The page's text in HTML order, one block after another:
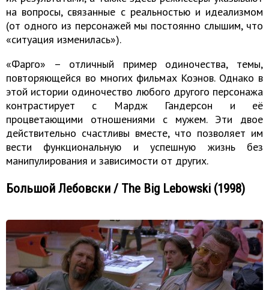
на вопросы, связанные с реальностью и идеализмом
(от одного из персонажей мы постоянно слышим, что
«ситуация изменилась»).
«Фарго» – отличный пример одиночества, темы,
повторяющейся во многих фильмах Коэнов. Однако в
этой истории одиночество любого другого персонажа
контрастирует с Мардж Гандерсон и её
процветающими отношениями с мужем. Эти двое
действительно счастливы вместе, что позволяет им
вести функциональную и успешную жизнь без
манипулирования и зависимости от других.
Большой Лебовски / The Big Lebowski (1998)